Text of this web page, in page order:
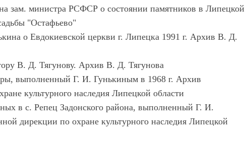
зам. министра РСФСР о состоянии памятников в Липецкой
"Остафьево"
о Евдокиевской церкви г. Липецка 1991 г. Архив В. Д.
В. Д. Тягунову. Архив В. Д. Тягунова
выполненный Г. И. Гунькиным в 1968 г. Архив
культурного наследия Липецкой области
в с. Репец Задонского района, выполненный Г. И.
дирекции по охране культурного наследия Липецкой